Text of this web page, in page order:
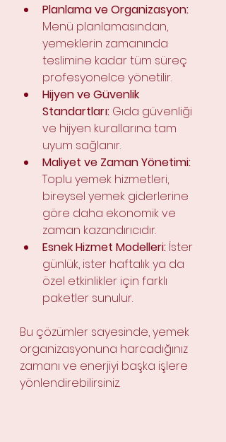
Planlama ve Organizasyon:
Menü planlamasından,
yemeklerin zamanında
teslimine kadar tüm süreç
profesyonelce yönetilir.
Hijyen ve Güvenlik
Standartları: Gıda güvenliği
ve hijyen kurallarına tam
uyum sağlanır.
Maliyet ve Zaman Yönetimi:
Toplu yemek hizmetleri,
bireysel yemek giderlerine
göre daha ekonomik ve
zaman kazandırıcıdır.
Esnek Hizmet Modelleri: İster
günlük, ister haftalık ya da
özel etkinlikler için farklı
paketler sunulur.
Bu çözümler sayesinde, yemek
organizasyonuna harcadığınız
zamanı ve enerjiyi başka işlere
yönlendirebilirsiniz.